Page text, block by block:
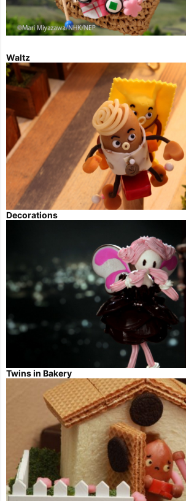
Waltz
Decorations
Twins in Bakery